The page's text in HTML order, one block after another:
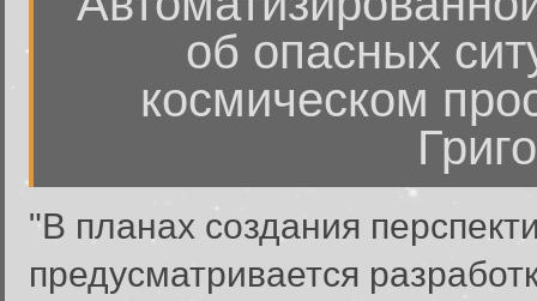
об опасных
космическом
"В планах создания
предусматривается